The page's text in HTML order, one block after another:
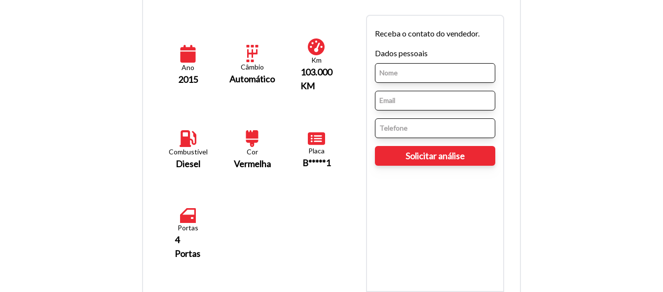
Ano
2015
Câmbio
Automático
Km
103.000
KM
Combustível
Diesel
Cor
Vermelha
Placa
B*****1
Portas
4
Portas
Receba o contato do vendedor.
Dados pessoais